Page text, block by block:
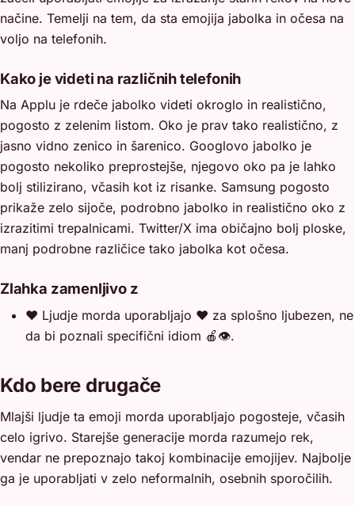
načine. Temelji na tem, da sta emojija jabolka in očesa na
voljo na telefonih.
Kako je videti na različnih telefonih
Na Applu je rdeče jabolko videti okroglo in realistično,
pogosto z zelenim listom. Oko je prav tako realistično, z
jasno vidno zenico in šarenico. Googlovo jabolko je
pogosto nekoliko preprostejše, njegovo oko pa je lahko
bolj stilizirano, včasih kot iz risanke. Samsung pogosto
prikaže zelo sijoče, podrobno jabolko in realistično oko z
izrazitimi trepalnicami. Twitter/X ima običajno bolj ploske,
manj podrobne različice tako jabolka kot očesa.
Zlahka zamenljivo z
❤️ Ljudje morda uporabljajo ❤️ za splošno ljubezen, ne
da bi poznali specifični idiom 🍎👁️.
Kdo bere drugače
Mlajši ljudje ta emoji morda uporabljajo pogosteje, včasih
celo igrivo. Starejše generacije morda razumejo rek,
vendar ne prepoznajo takoj kombinacije emojijev. Najbolje
ga je uporabljati v zelo neformalnih, osebnih sporočilih.